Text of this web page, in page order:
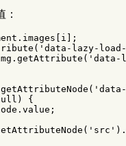
. images [ i ];
( ' data-lazy-
. getAttribute ( ' data-
getAttributeNode ( '
)
{
. value ;
( ' src ' ).